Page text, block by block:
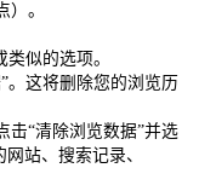
。
似的选项。
。这将删除您的浏览历
击“清除浏览数据”并选
站、搜索记录、